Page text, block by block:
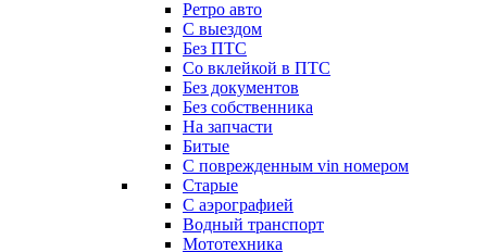
Ретро авто
С выездом
Без ПТС
Со вклейкой в ПТС
Без документов
Без собственника
На запчасти
Битые
С поврежденным vin номером
Старые
С аэрографией
Водный транспорт
Мототехника